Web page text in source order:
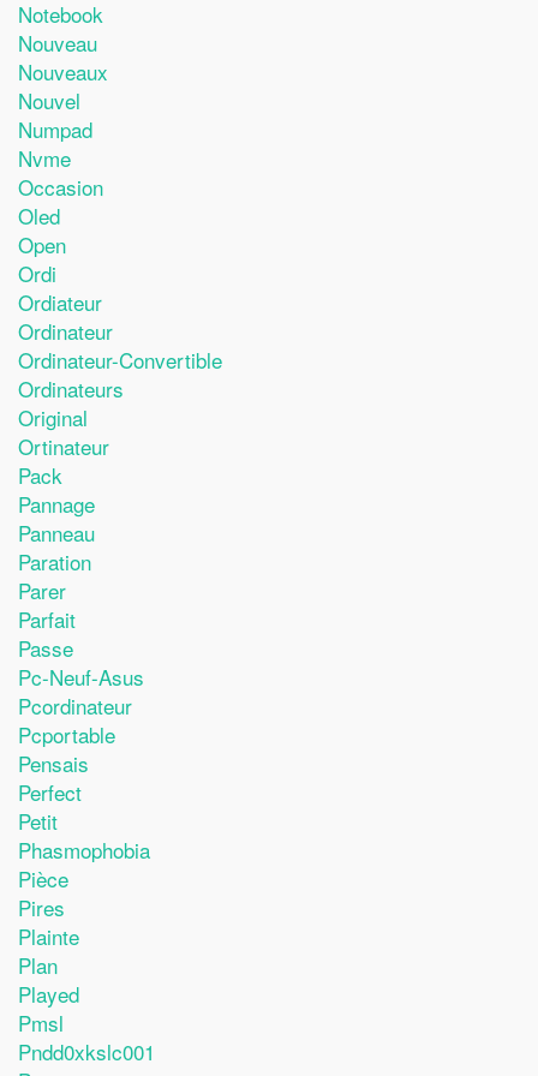
Notebook
Nouveau
Nouveaux
Nouvel
Numpad
Nvme
Occasion
Oled
Open
Ordi
Ordiateur
Ordinateur
Ordinateur-Convertible
Ordinateurs
Original
Ortinateur
Pack
Pannage
Panneau
Paration
Parer
Parfait
Passe
Pc-Neuf-Asus
Pcordinateur
Pcportable
Pensais
Perfect
Petit
Phasmophobia
Pièce
Pires
Plainte
Plan
Played
Pmsl
Pndd0xkslc001